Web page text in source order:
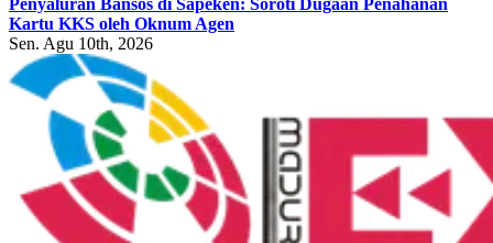
Penyaluran Bansos di Sapeken: Soroti Dugaan Penahanan
Kartu KKS oleh Oknum Agen
Sen. Agu 10th, 2026